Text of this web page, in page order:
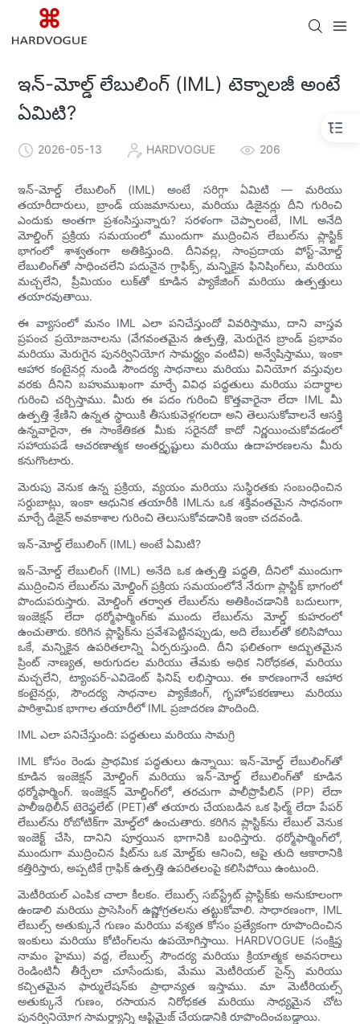
ఇన్-మోల్డ్ లేబులింగ్ (IML) టెక్నాలజీ అంటే
ఏమిటి?
2026-05-13 HARDVOGUE 206
ఇన్-మోల్డ్ లేబులింగ్ (IML) అంటే సరిగ్గా ఏమిటి — మరియు
తయారీదారులు, బ్రాండ్ యజమానులు, మరియు డిజైనర్లు దీని గురించి
ఎందుకు అంతగా ప్రశంసిస్తున్నారు? సరళంగా చెప్పాలంటే, IML అనేది
మోల్డింగ్ ప్రక్రియ సమయంలో ముందుగా ముద్రించిన లేబుల్‌ను ప్లాస్టిక్
భాగంలో శాశ్వతంగా అతికిస్తుంది. దీనివల్ల, సాంప్రదాయ పోస్ట్-మోల్డ్
లేబులింగ్‌తో సాధించలేని పదునైన గ్రాఫిక్స్, మన్నికైన ఫినిషింగ్‌లు, మరియు
మచ్చలేని, ప్రీమియం లుక్‌తో కూడిన ప్యాకేజింగ్ మరియు ఉత్పత్తులు
తయారవుతాయి.
ఈ వ్యాసంలో మనం IML ఎలా పనిచేస్తుందో వివరిస్తాము, దాని వాస్తవ
ప్రపంచ ప్రయోజనాలను (వేగవంతమైన ఉత్పత్తి, మెరుగైన బ్రాండ్ ప్రభావం
మరియు మెరుగైన పునర్వినియోగ సామర్థ్యం వంటివి) అన్వేషిస్తాము, ఇంకా
ఆహార కంటైనర్ల నుండి సౌందర్య సాధనాలు మరియు వినియోగ వస్తువుల
వరకు దీనిని బహుముఖంగా మార్చే వివిధ పద్ధతులు మరియు పదార్థాల
గురించి చర్చిస్తాము. మీరు ఈ పదం గురించి కొత్తవారైనా లేదా IML మీ
ఉత్పత్తి శ్రేణిని ఉన్నత స్థాయికి తీసుకువెళ్లగలదా అని తెలుసుకోవాలనే ఆసక్తి
ఉన్నవారైనా, ఈ సాంకేతికత మీకు సరైనదో కాదో నిర్ణయించుకోవడంలో
సహాయపడే ఆచరణాత్మక అంతర్దృష్టులు మరియు ఉదాహరణలను మీరు
కనుగొంటారు.
మెరుపు వెనుక ఉన్న ప్రక్రియ, వ్యయం మరియు సుస్థిరతకు సంబంధించిన
సర్దుబాట్లు, ఇంకా ఆధునిక తయారీకి IMLను ఒక శక్తివంతమైన సాధనంగా
మార్చే డిజైన్ అవకాశాల గురించి తెలుసుకోవడానికి ఇంకా చదవండి.
ఇన్-మోల్డ్ లేబులింగ్ (IML) అంటే ఏమిటి?
ఇన్-మోల్డ్ లేబులింగ్ (IML) అనేది ఒక ఉత్పత్తి పద్ధతి, దీనిలో ముందుగా
ముద్రించిన లేబుల్‌ను మోల్డింగ్ ప్రక్రియ సమయంలోనే నేరుగా ప్లాస్టిక్ భాగంలో
పొందుపరుస్తారు. మోల్డింగ్ తర్వాత లేబుల్‌ను అతికించడానికి బదులుగా,
ఇంజెక్షన్ లేదా థర్మోఫార్మింగ్‌కు ముందు లేబుల్‌ను మోల్డ్ కుహరంలో
ఉంచుతారు. కరిగిన ప్లాస్టిక్‌ను ప్రవేశపెట్టినప్పుడు, అది లేబుల్‌తో కలిసిపోయి
ఒకే, మన్నికైన ఉపరితలాన్ని ఏర్పరుస్తుంది. దీని ఫలితంగా అద్భుతమైన
ప్రింట్ నాణ్యత, అరుగుదల మరియు తేమకు అధిక నిరోధకత, మరియు
మచ్చలేని, ట్యాంపర్-ఎవిడెంట్ ఫినిష్ లభిస్తాయి. ఈ కారణంగానే ఆహార
కంటైనర్లు, సౌందర్య సాధనాల ప్యాకేజింగ్, గృహోపకరణాలు మరియు
పారిశ్రామిక భాగాల తయారీలో IML ప్రజాదరణ పొందింది.
IML ఎలా పనిచేస్తుంది: పద్ధతులు మరియు సామగ్రి
IML కోసం రెండు ప్రాథమిక పద్ధతులు ఉన్నాయి: ఇన్-మోల్డ్ లేబులింగ్‌తో
కూడిన ఇంజెక్షన్ మోల్డింగ్ మరియు ఇన్-మోల్డ్ లేబులింగ్‌తో కూడిన
థర్మోఫార్మింగ్. ఇంజెక్షన్ మోల్డింగ్‌లో, తరచుగా పాలీప్రొపీలిన్ (PP) లేదా
పాలీఇథిలీన్ టెరెఫ్తలేట్ (PET)తో తయారు చేయబడిన ఒక ఫిల్మ్ లేదా పేపర్
లేబుల్‌ను రోబోటిక్‌గా మోల్డ్‌లో ఉంచుతారు. కరిగిన ప్లాస్టిక్‌ను లేబుల్ వెనుక
ఇంజెక్ట్ చేసి, దానిని పూర్తయిన భాగానికి బంధిస్తారు. థర్మోఫార్మింగ్‌లో,
ముందుగా ముద్రించిన షీట్‌ను ఒక మోల్డ్‌కు ఆనించి, ఆపై తుది ఆకారానికి
కత్తిరిస్తారు, అప్పటికే గ్రాఫిక్ ఉత్పత్తి ఉపరితలంపై కలిసిపోయి ఉంటుంది.
మెటీరియల్ ఎంపిక చాలా కీలకం. లేబుల్స్ సబ్‌స్ట్రేట్ ప్లాస్టిక్‌కు అనుకూలంగా
ఉండాలి మరియు ప్రాసెసింగ్ ఉష్ణోగ్రతలను తట్టుకోవాలి. సాధారణంగా, IML
లేబుల్స్ అతుక్కునే గుణం మరియు వశ్యత కోసం ప్రత్యేకంగా రూపొందించిన
ఇంకులు మరియు కోటింగ్‌లను ఉపయోగిస్తాయి. HARDVOGUE (సంక్షిప్త
నామం హైము) వద్ద, లేబుల్స్ సౌందర్య మరియు క్రియాత్మక అవసరాలు
రెండింటినీ తీర్చేలా చూసేందుకు, మేము మెటీరియల్ సైన్స్ మరియు
కచ్చితమైన ఫార్ములేషన్‌కు ప్రాధాన్యత ఇస్తాము. మా మెటీరియల్స్
అతుక్కునే గుణం, రసాయన నిరోధకత మరియు సాధ్యమైన చోట
పునర్వినియోగ సామర్థ్యాన్ని ఆప్టిమైజ్ చేయడానికి రూపొందించబడ్డాయి.